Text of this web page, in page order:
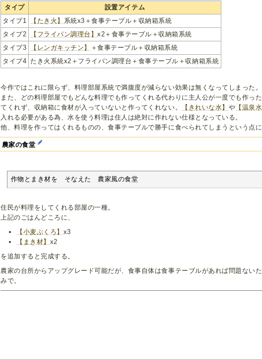
タイプ
設置アイテム
タイプ1
【たき火】 系統x3＋食事テーブル＋収納箱系統
タイプ2
【フライパン調理台】x2＋食事テーブル＋収納箱系統
タイプ3
【レンガキッチン】
＋食事テーブル＋収納箱系統
タイプ4 たき火系統x2＋フライパン調理台＋食事テーブル＋収納箱系統
今作ではこれに限らず、料理部屋系統で満腹度が減らない効果は無くなってしまった。
また、どの料理部屋でもどんな料理でも作ってくれる代わりに主人公が一度でも作っ
てくれず、収納箱に食材が入っていないと作ってくれない。
【きれいな水】 や 【温泉水
入れる必要がある為、水を使う料理は住人は絶対に作れない仕様となっている。
他、料理を作ってはくれるものの、食事テーブルで勝手に食べられてしまうという点に
農家の食堂
作物とまき材を　そなえた　農家風の食堂
住民が料理をしてくれる部屋の一種。
上記のごはんどころに、
【小麦ぶくろ】 x3
【まき材】 x2
を追加すると完成する。
農家の台所からアップグレード可能だが、食事自体は食事テーブルがあれば問題ない
みで。